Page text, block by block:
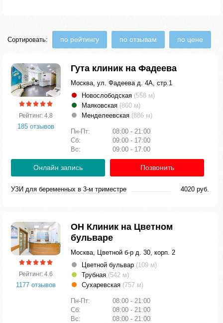
Сортировать: по рейтингу по отзывам по цене
Рейтинг: 4.8
185 отзывов
Гута клиник на Фадеева
Москва, ул. Фадеева д. 4А, стр.1
Новослободская (558 м)
Маяковская (860 м)
Менделеевская (886 м)
Пн-Пт:
08:00 - 21:00
Сб:
09:00 - 17:00
Вс:
09:00 - 17:00
Онлайн запись Позвонить
УЗИ для беременных в 3-м триместре 4020 руб.
Рейтинг: 4.6
1177 отзывов
ОН Клиник на Цветном
бульваре
Москва, Цветной б-р д. 30, корп. 2
Цветной бульвар (109 м)
Трубная (542 м)
Сухаревская (757 м)
Пн-Пт:
08:00 - 21:00
Сб:
08:00 - 21:00
Вс:
08:00 - 21:00